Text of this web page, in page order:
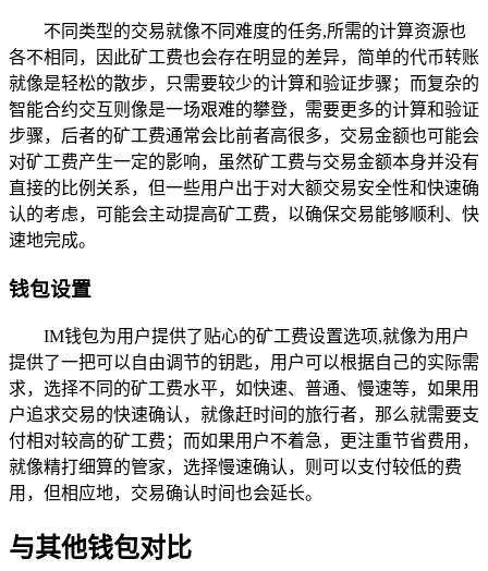
不同类型的交易就像不同难度的任务,所需的计算资源也
各不相同，因此矿工费也会存在明显的差异，简单的代币转账
就像是轻松的散步，只需要较少的计算和验证步骤；而复杂的
智能合约交互则像是一场艰难的攀登，需要更多的计算和验证
步骤，后者的矿工费通常会比前者高很多，交易金额也可能会
对矿工费产生一定的影响，虽然矿工费与交易金额本身并没有
直接的比例关系，但一些用户出于对大额交易安全性和快速确
认的考虑，可能会主动提高矿工费，以确保交易能够顺利、快
速地完成。
钱包设置
IM钱包为用户提供了贴心的矿工费设置选项,就像为用户
提供了一把可以自由调节的钥匙，用户可以根据自己的实际需
求，选择不同的矿工费水平，如快速、普通、慢速等，如果用
户追求交易的快速确认，就像赶时间的旅行者，那么就需要支
付相对较高的矿工费；而如果用户不着急，更注重节省费用，
就像精打细算的管家，选择慢速确认，则可以支付较低的费
用，但相应地，交易确认时间也会延长。
与其他钱包对比